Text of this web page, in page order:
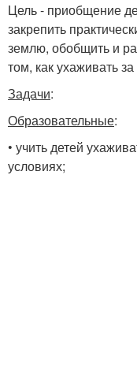
Цель - приобщение
закрепить
землю, обобщить и
том, как ухаживать
Задачи:
Образовательные:
• учить детей
условиях;